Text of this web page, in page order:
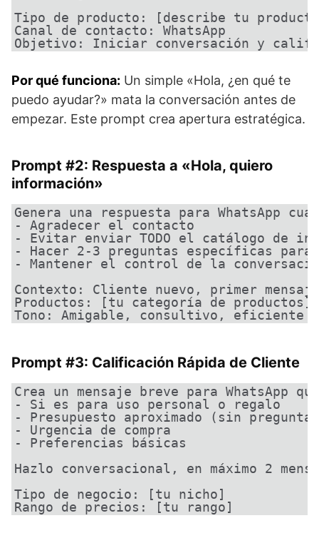
Tipo de producto: [describe tu
Canal de contacto: WhatsApp
Objetivo: Iniciar conversación y
Por qué funciona: Un simple «Hola, ¿en qué te
puedo ayudar?» mata la conversación antes de
empezar. Este prompt crea apertura estratégica.
Prompt #2: Respuesta a «Hola, quiero
información»
Genera una respuesta para WhatsApp
- Agradecer el contacto
- Evitar enviar TODO el catálogo de
- Hacer 2-3 preguntas específicas para
- Mantener el control de la
Contexto: Cliente nuevo, primer mensaje
Productos: [tu categoría de productos]
Tono: Amigable, consultivo, eficiente
Prompt #3: Calificación Rápida de Cliente
Crea un mensaje breve para
- Si es para uso personal o regalo
- Presupuesto aproximado (sin
- Urgencia de compra
- Preferencias básicas
Hazlo conversacional, en máximo 2
Tipo de negocio: [tu nicho]
Rango de precios: [tu rango]